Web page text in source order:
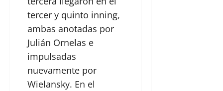
tercer y quinto inning,
ambas anotadas por
Julián Ornelas e
impulsadas
nuevamente por
Wielansky. En el